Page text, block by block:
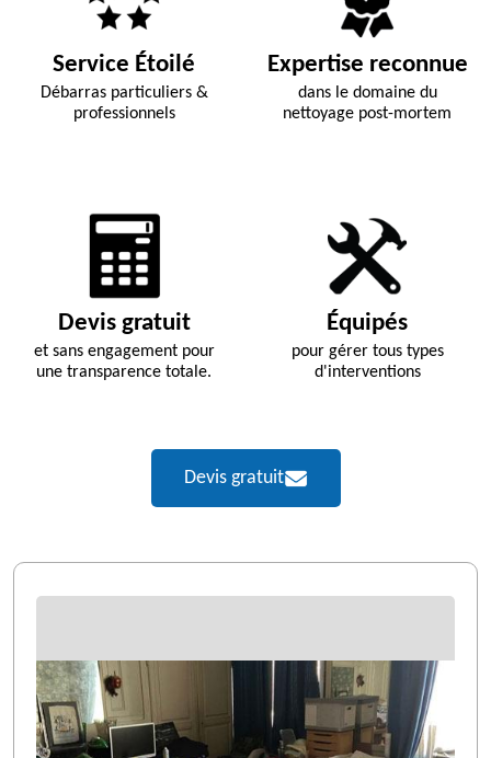
Service Étoilé
Débarras particuliers &
professionnels
Expertise reconnue
dans le domaine du
nettoyage post-mortem
Devis gratuit
et sans engagement pour
une transparence totale.
Équipés
pour gérer tous types
d'interventions
Devis gratuit